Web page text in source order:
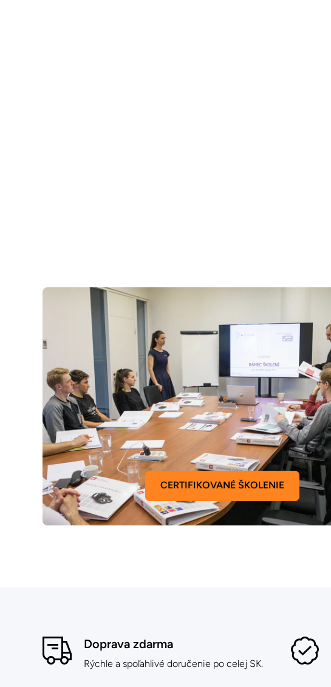
CERTIFIKOVANÉ ŠKOLENIE
Doprava zdarma
Rýchle a spoľahlivé doručenie po celej SK.